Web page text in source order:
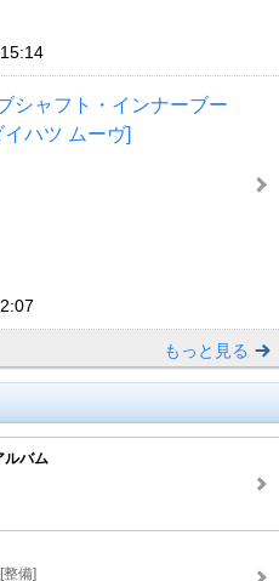
シャフト・インナーブー
ハツ ムーヴ]
もっと見る
バム
[整備]